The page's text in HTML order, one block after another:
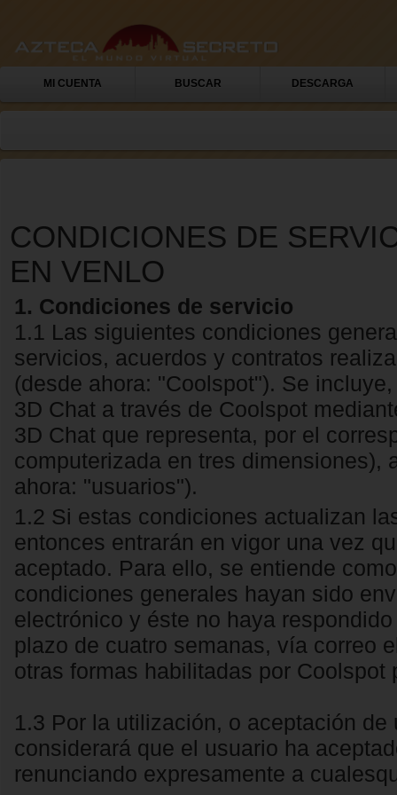
MI CUENTA BUSCAR DESCARGA
CONDICIONES DE
EN VENLO
1. Condiciones de servicio
1.1 Las siguientes condiciones
servicios, acuerdos y contratos
(desde ahora: "Coolspot"). Se
3D Chat a través de Coolspot
3D Chat que representa, por el
computerizada en tres dimensiones),
ahora: "usuarios").
1.2 Si estas condiciones actualizan
entonces entrarán en vigor una vez
aceptado. Para ello, se entiende
condiciones generales hayan sido
electrónico y éste no haya
plazo de cuatro semanas, vía correo
otras formas habilitadas por
1.3 Por la utilización, o aceptación
considerará que el usuario ha
renunciando expresamente a